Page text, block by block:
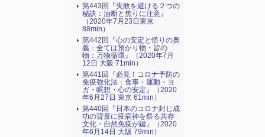
第443回『失敗を避ける２つの
秘訣：油断と焦りに注意』
（2020年7月23日東京
88min）
第442回『心の安定と悟りの奥
義：全ては預かり物・皆の
物：万物循環』（2020年7月
12日 大阪 71min）
第441回『必見！コロナ予防の
免疫強化法：食事・運動・ヨ
ガ・瞑想・心の安定』（2020
年6月27日 東京 61min）
第440回『日本のコロナ封じ成
功の背景に疫病神を祭る共存
文化・自然免疫が鍵』（2020
年6月14日 大阪 79min）